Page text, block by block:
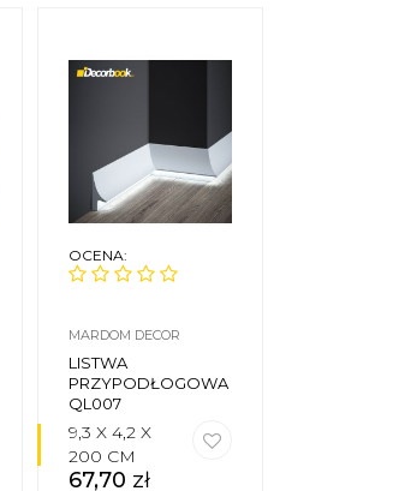
OCENA:
MARDOM DECOR
LISTWA
PRZYPODŁOGOWA
QL007
9,3 X 4,2 X
200 CM
67,70 zł